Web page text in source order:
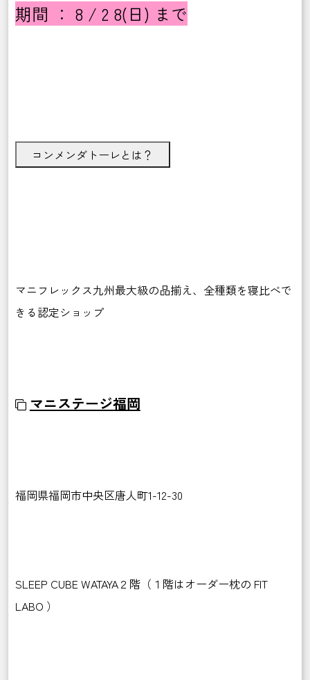
期間 ： 8 / 2 8(日) まで
コンメンダトーレとは？
マニフレックス九州最大級の品揃え、全種類を寝比べで
きる認定ショップ
マニステージ福岡
福岡県福岡市中央区唐人町1-12-30
SLEEP CUBE WATAYA２階（１階はオーダー枕の FIT
LABO ）